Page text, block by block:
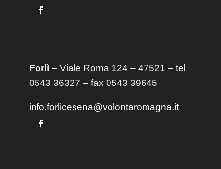
Forlì – Viale Roma 124 – 47521 – tel
0543 36327 – fax 0543 39645
info.forlicesena@volontaromagna.it